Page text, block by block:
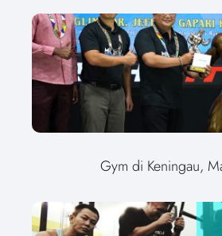
Gym di Keningau,